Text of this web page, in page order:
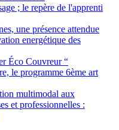
; le repère de l'apprenti
une présence attendue
energétique des
Éco Couvreur “
le programme 6ème art
multimodal aux
et professionnelles :